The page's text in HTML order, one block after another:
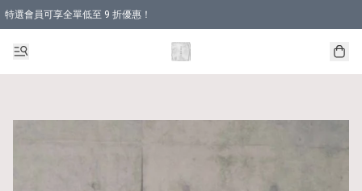
特選會員可享全單低至 9 折優惠！